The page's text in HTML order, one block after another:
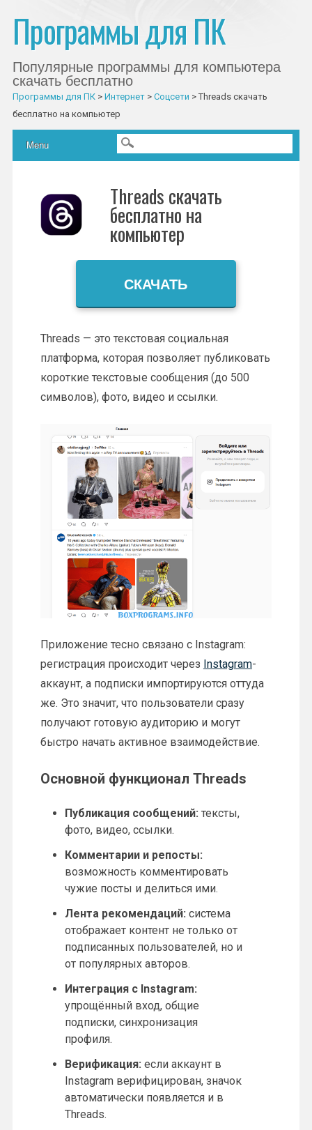
Программы для ПК
Популярные программы для компьютера
скачать бесплатно
Программы для ПК> Интернет> Соцсети >Threads скачать
бесплатно на компьютер
Главное меню
Skip to content
Menu
Threads скачать
бесплатно на
компьютер
СКАЧАТЬ
Threads — это текстовая социальная
платформа, которая позволяет публиковать
короткие текстовые сообщения (до 500
символов), фото, видео и ссылки.
Приложение тесно связано с Instagram:
регистрация происходит через Instagram-
аккаунт, а подписки импортируются оттуда
же. Это значит, что пользователи сразу
получают готовую аудиторию и могут
быстро начать активное взаимодействие.
Основной функционал Threads
Публикация сообщений: тексты,
фото, видео, ссылки.
Комментарии и репосты:
возможность комментировать
чужие посты и делиться ими.
Лента рекомендаций: система
отображает контент не только от
подписанных пользователей, но и
от популярных авторов.
Интеграция с Instagram:
упрощённый вход, общие
подписки, синхронизация
профиля.
Верификация: если аккаунт в
Instagram верифицирован, значок
автоматически появляется и в
Threads.